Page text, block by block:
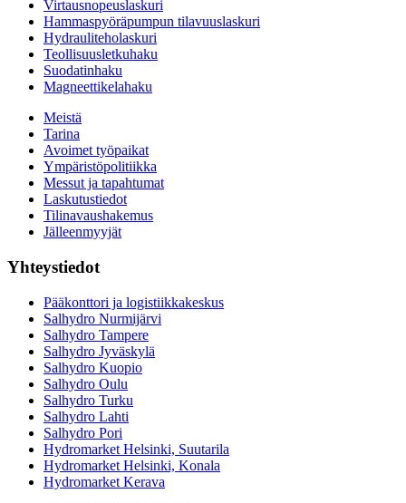
Virtausnopeuslaskuri
Hammaspyöräpumpun tilavuuslaskuri
Hydrauliteholaskuri
Teollisuusletkuhaku
Suodatinhaku
Magneettikelahaku
Meistä
Tarina
Avoimet työpaikat
Ympäristöpolitiikka
Messut ja tapahtumat
Laskutustiedot
Tilinavaushakemus
Jälleenmyyjät
Yhteystiedot
Pääkonttori ja logistiikkakeskus
Salhydro Nurmijärvi
Salhydro Tampere
Salhydro Jyväskylä
Salhydro Kuopio
Salhydro Oulu
Salhydro Turku
Salhydro Lahti
Salhydro Pori
Hydromarket Helsinki, Suutarila
Hydromarket Helsinki, Konala
Hydromarket Kerava